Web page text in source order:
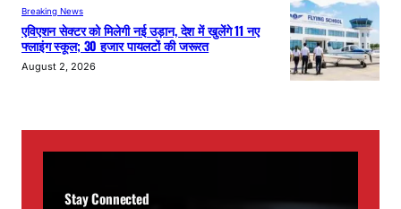
Breaking News
एविएशन सेक्टर को मिलेगी नई उड़ान, देश में खुलेंगे 11 नए
फ्लाइंग स्कूल; 30 हजार पायलटों की जरूरत
August 2, 2026
Stay Connected